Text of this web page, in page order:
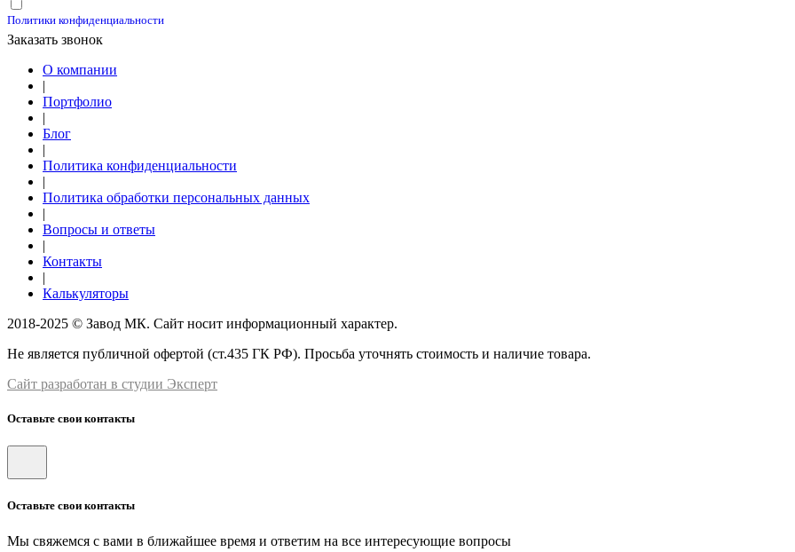
Политики конфиденциальности
Заказать звонок
О компании
|
Портфолио
|
Блог
|
Политика конфиденциальности
|
Политика обработки персональных данных
|
Вопросы и ответы
|
Контакты
|
Калькуляторы
2018-2025 © Завод МК. Сайт носит информационный характер.
Не является публичной офертой (ст.435 ГК РФ). Просьба уточнять стоимость и наличие товара.
Сайт разработан в студии Эксперт
Оставьте свои контакты
Оставьте свои контакты
Мы свяжемся с вами в ближайшее время и ответим на все интересующие вопросы